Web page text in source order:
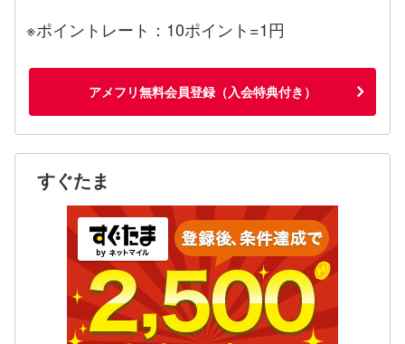
※ポイントレート：10ポイント=1円
アメフリ無料会員登録（入会特典付き）
すぐたま